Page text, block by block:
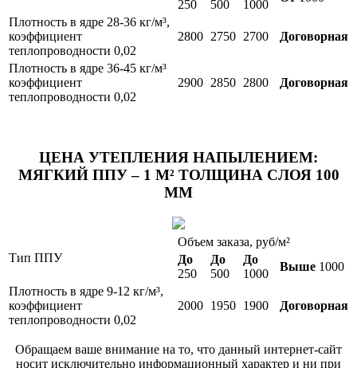
250
500
1000
Плотность в ядре 28-36 кг/м³,
коэффициент
теплопроводности 0,02
2800 2750 2700 Договорная
Плотность в ядре 36-45 кг/м³
коэффициент
теплопроводности 0,02
2900 2850 2800 Договорная
ЦЕНА УТЕПЛЕНИЯ НАПЫЛЕНИЕМ:
МЯГКИЙ ППУ – 1 М² ТОЛЩИНА СЛОЯ 100
ММ
Тип ППУ
Объем заказа, руб/м²
До
250
До
500
До
1000
Выше 1000
Плотность в ядре 9-12 кг/м³,
коэффициент
теплопроводности 0,02
2000 1950 1900 Договорная
Обращаем ваше внимание на то, что данный интернет-сайт
носит исключительно информационный характер и ни при